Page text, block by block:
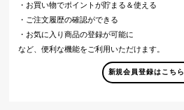
・お買い物でポイントが貯まる＆使える
・ご注文履歴の確認ができる
・お気に入り商品の登録が可能に
など、便利な機能をご利用いただけます。
新規会員登録はこちら